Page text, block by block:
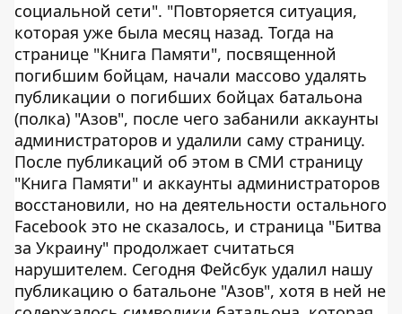
социальной сети". "Повторяется ситуация,
которая уже была месяц назад. Тогда на
странице "Книга Памяти", посвященной
погибшим бойцам, начали массово удалять
публикации о погибших бойцах батальона
(полка) "Азов", после чего забанили аккаунты
администраторов и удалили саму страницу.
После публикаций об этом в СМИ страницу
"Книга Памяти" и аккаунты администраторов
восстановили, но на деятельности остального
Facebook это не сказалось, и страница "Битва
за Украину" продолжает считаться
нарушителем. Сегодня Фейсбук удалил нашу
публикацию о батальоне "Азов", хотя в ней не